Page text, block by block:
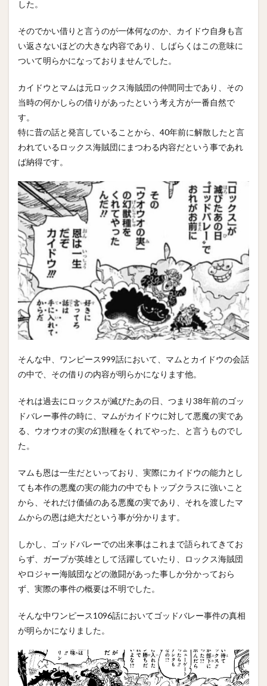
した。
そのでかい借りと言うのが一体何なのか、カイドウ自身も言
い返さないほどの大きな内容であり、しばらくはこの意味に
ついて明らかになっておりませんでした。
カイドウとマムは元ロックス海賊団の仲間同士であり、その
当時の何かしらの借りがあったという考え方が一番自然で
す。
特に昔の話と発言していることから、40年前に解散したと言
われているロックス海賊団にまつわる内容だという事であれ
ば納得です。
そんな中、ワンピース999話において、マムとカイドウの会話
の中で、その借りの内容が明らかになります他。
それは過去にロックスが滅びたあの日、つまり38年前のゴッ
ドバレー事件の時に、マムがカイドウに対して悪魔の実であ
る、ウオウオの実の幻獣種をくれてやった、と言うものでし
た。
マムも恩は一生だといっており、実際にカイドウの能力とし
ても本作の悪魔の実の能力の中でもトップクラスに強いこと
から、それだけ価値のある悪魔の実であり、それを渡したマ
ムからの恩は絶大だという事が分かります。
しかし、ゴッドバレーでの出来事はこれまで語られてきてお
らず、ガープが英雄として活躍していたり、ロックス海賊団
やロジャー海賊団などの激闘があった事しか分かっておら
ず、実際の事件の概要は不明でした。
そんな中ワンピース1096話においてゴッドバレー事件の真相
が明らかになりました。